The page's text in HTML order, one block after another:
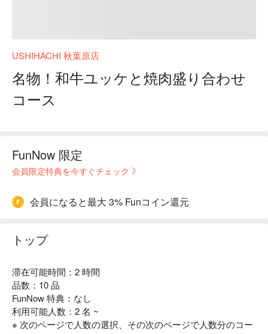
USHIHACHI 秋葉原店
名物！和牛ユッケと焼肉盛り合わせ
コース
FunNow 限定
会員限定特典を今すぐチェック
会員になると最大 3% Funコイン還元
トップ
滞在可能時間：2 時間
品数：10 品
FunNow 特典：なし
利用可能人数：2 名 ~
※ 次のページで人数の選択、その次のページで人数分のコー